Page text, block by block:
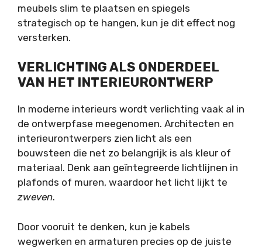
meubels slim te plaatsen en spiegels
strategisch op te hangen, kun je dit effect nog
versterken.
VERLICHTING ALS ONDERDEEL
VAN HET INTERIEURONTWERP
In moderne interieurs wordt verlichting vaak al in
de ontwerpfase meegenomen. Architecten en
interieurontwerpers zien licht als een
bouwsteen die net zo belangrijk is als kleur of
materiaal. Denk aan geïntegreerde lichtlijnen in
plafonds of muren, waardoor het licht lijkt te
zweven.
Door vooruit te denken, kun je kabels
wegwerken en armaturen precies op de juiste